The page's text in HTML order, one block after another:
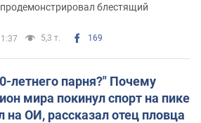
блестящий
5,3 т. 169
летнего парня?" Почему
мира покинул спорт на пике
ОИ, рассказал отец пловца